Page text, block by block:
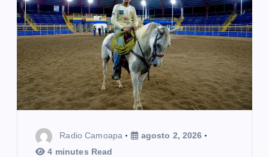
Radio Camoapa
agosto 2, 2026
4 minutes Read